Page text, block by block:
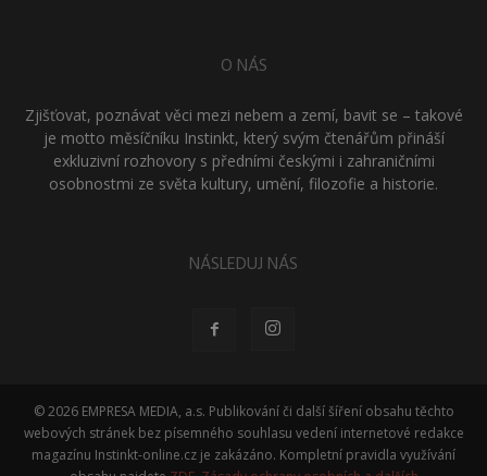
O NÁS
Zjišťovat, poznávat věci mezi nebem a zemí, bavit se – takové
je motto měsíčníku Instinkt, který svým čtenářům přináší
exkluzivní rozhovory s předními českými i zahraničními
osobnostmi ze světa kultury, umění, filozofie a historie.
NÁSLEDUJ NÁS
© 2026 EMPRESA MEDIA, a.s. Publikování či další šíření obsahu těchto
webových stránek bez písemného souhlasu vedení internetové redakce
magazínu Instinkt-online.cz je zakázáno. Kompletní pravidla využívání